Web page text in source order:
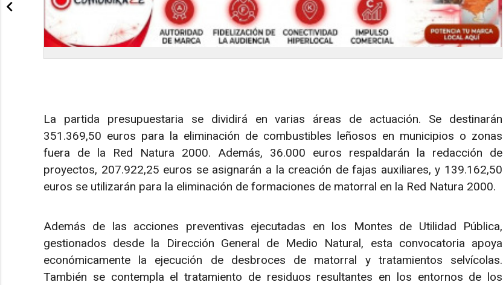
La partida presupuestaria se dividirá en varias áreas de actuación. Se destinarán
351.369,50 euros para la eliminación de combustibles leñosos en municipios o zonas
fuera de la Red Natura 2000. Además, 36.000 euros respaldarán la redacción de
proyectos, 207.922,25 euros se asignarán a la creación de fajas auxiliares, y 139.162,50
euros se utilizarán para la eliminación de formaciones de matorral en la Red Natura 2000.
Además de las acciones preventivas ejecutadas en los Montes de Utilidad Pública,
gestionados desde la Dirección General de Medio Natural, esta convocatoria apoya
económicamente la ejecución de desbroces de matorral y tratamientos selvícolas.
También se contempla el tratamiento de residuos resultantes en los entornos de los